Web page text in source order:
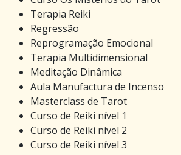
Terapia Reiki
Regressão
Reprogramação Emocional
Terapia Multidimensional
Meditação Dinâmica
Aula Manufactura de Incenso
Masterclass de Tarot
Curso de Reiki nível 1
Curso de Reiki nível 2
Curso de Reiki nível 3